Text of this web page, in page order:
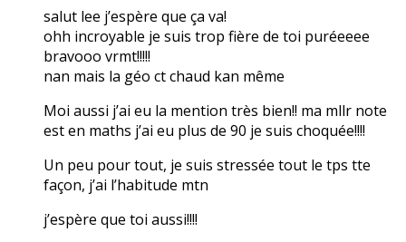
salut lee j’espère que ça va!
ohh incroyable je suis trop fière de toi puréeeee
bravooo vrmt!!!!!
nan mais la géo ct chaud kan même
Moi aussi j’ai eu la mention très bien!! ma mllr note
est en maths j’ai eu plus de 90 je suis choquée!!!!
Un peu pour tout, je suis stressée tout le tps tte
façon, j’ai l’habitude mtn
j’espère que toi aussi!!!!